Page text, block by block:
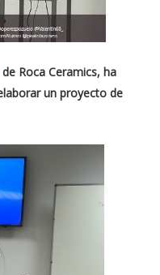
de Roca Ceramics, ha
un proyecto de